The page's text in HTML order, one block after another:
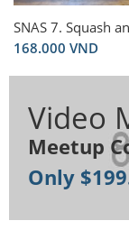
168.000 VND
Video
Meetup
Only